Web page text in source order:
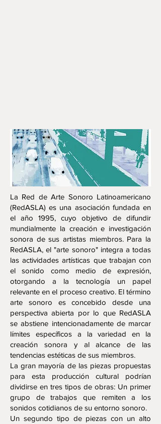
La Red de Arte Sonoro Latinoamericano
(RedASLA) es una asociación fundada en
el año 1995, cuyo objetivo de difundir
mundialmente la creación e investigación
sonora de sus artistas miembros. Para la
RedASLA, el "arte sonoro" integra a todas
las actividades artísticas que trabajan con
el sonido como medio de expresión,
otorgando a la tecnología un papel
relevante en el proceso creativo. El término
arte sonoro es concebido desde una
perspectiva abierta por lo que RedASLA
se abstiene intencionadamente de marcar
límites específicos a la variedad en la
creación sonora y al alcance de las
tendencias estéticas de sus miembros.
La gran mayoría de las piezas propuestas
para esta producción cultural podrían
dividirse en tres tipos de obras: Un primer
grupo de trabajos que remiten a los
sonidos cotidianos de su entorno sonoro.
Un segundo tipo de piezas con un alto